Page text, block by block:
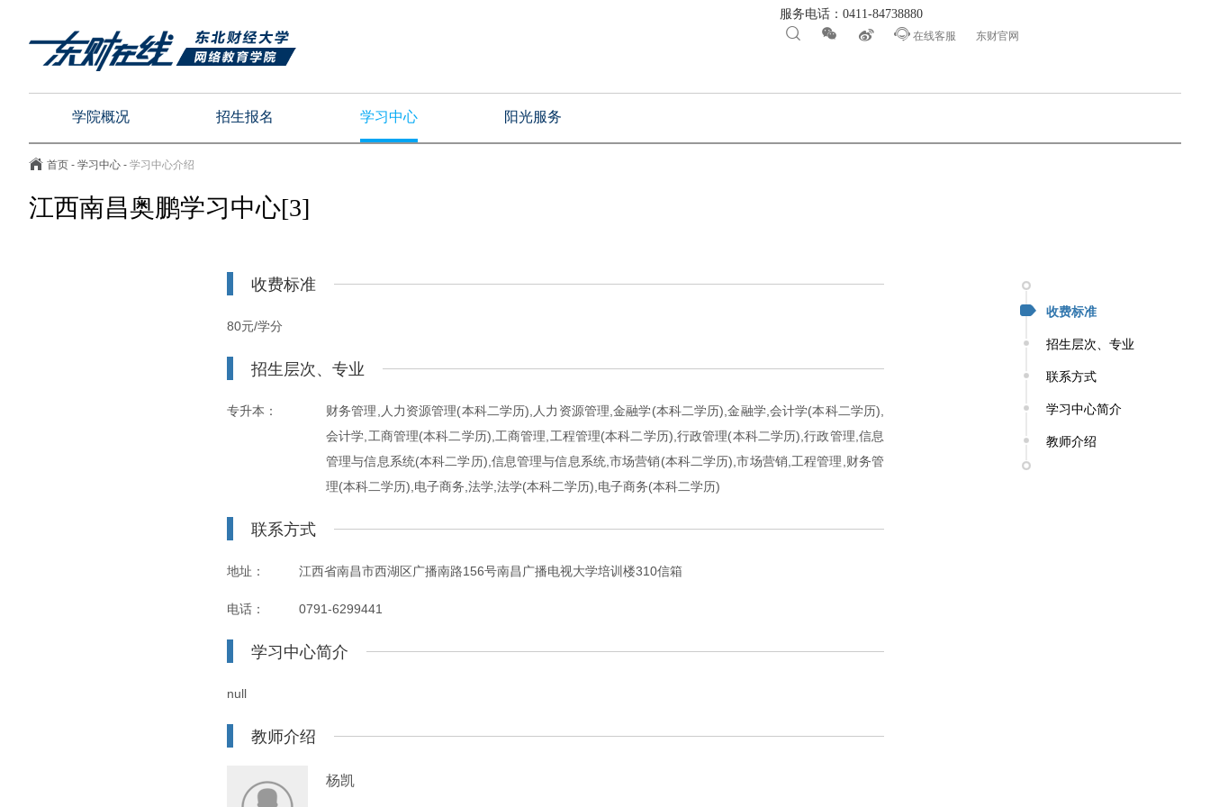
   在线客服 东财官网
服务电话：0411-84738880
学院概况 招生报名 学习中心 阳光服务
首页 - 学习中心 - 学习中心介绍
江西南昌奥鹏学习中心[3]
收费标准
80元/学分
招生层次、专业
专升本：
财务管理,人力资源管理(本科二学历),人力资源管理,金融学(本科二学历),金融学,会计学(本科二学历),
会计学,工商管理(本科二学历),工商管理,工程管理(本科二学历),行政管理(本科二学历),行政管理,信息
管理与信息系统(本科二学历),信息管理与信息系统,市场营销(本科二学历),市场营销,工程管理,财务管
理(本科二学历),电子商务,法学,法学(本科二学历),电子商务(本科二学历)
联系方式
地址： 江西省南昌市西湖区广播南路156号南昌广播电视大学培训楼310信箱
电话： 0791-6299441
学习中心简介
null
教师介绍
杨凯
收费标准
招生层次、专业
联系方式
学习中心简介
教师介绍